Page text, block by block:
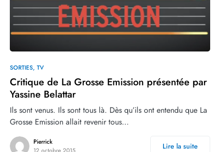
SORTIES TV
Critique de La Grosse Emission présentée par
Yassine Belattar
Ils sont venus. Ils sont tous là. Dès qu’ils ont entendu que La
Grosse Emission allait revenir tous…
Pierrick
Lire la suite